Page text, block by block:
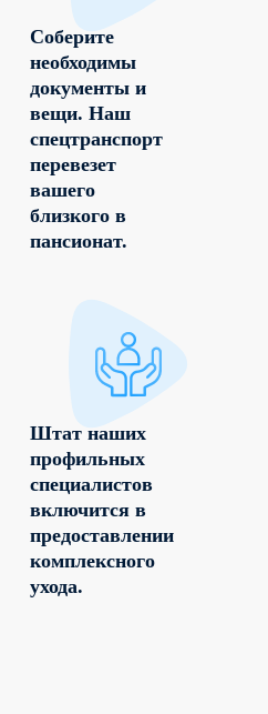
Соберите
необходимы
документы и
вещи. Наш
спецтранспорт
перевезет
вашего
близкого в
пансионат.
Штат наших
профильных
специалистов
включится в
предоставлении
комплексного
ухода.